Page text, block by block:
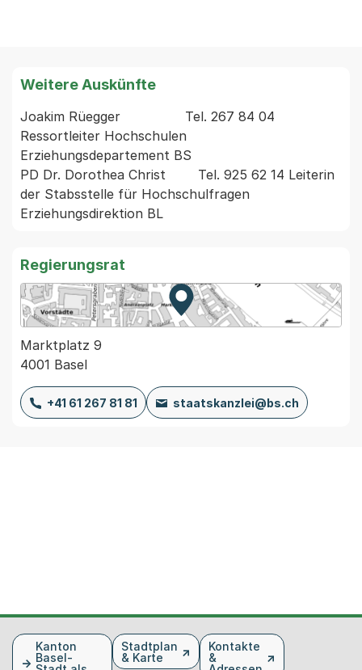
Weitere Auskünfte
Joakim Rüegger                Tel. 267 84 04
Ressortleiter Hochschulen
Erziehungsdepartement BS
PD Dr. Dorothea Christ        Tel. 925 62 14 Leiterin
der Stabsstelle für Hochschulfragen
Regierungsrat
Zur Karte von MapBS.
Externer Link, wird in einem
Marktplatz 9
4001 Basel
+41 61 267 81 81 staatskanzlei@bs.ch
FusszeileKanton
Basel-
Stadtplan
& Karte
Kontakte
&